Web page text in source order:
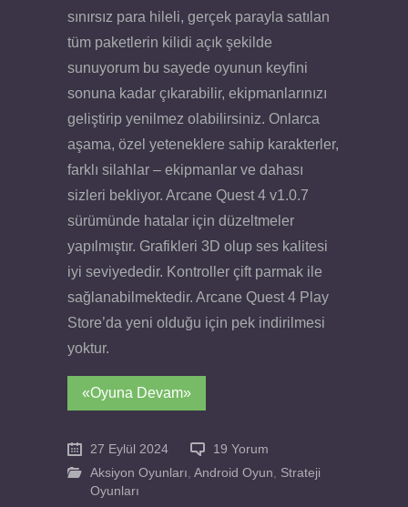
sınırsız para hileli, gerçek parayla satılan
tüm paketlerin kilidi açık şekilde
sunuyorum bu sayede oyunun keyfini
sonuna kadar çıkarabilir, ekipmanlarınızı
geliştirip yenilmez olabilirsiniz. Onlarca
aşama, özel yeteneklere sahip karakterler,
farklı silahlar – ekipmanlar ve dahası
sizleri bekliyor. Arcane Quest 4 v1.0.7
sürümünde hatalar için düzeltmeler
yapılmıştır. Grafikleri 3D olup ses kalitesi
iyi seviyededir. Kontroller çift parmak ile
sağlanabilmektedir. Arcane Quest 4 Play
Store’da yeni olduğu için pek indirilmesi
yoktur.
«Oyuna Devam»
27 Eylül 2024
19 Yorum
Aksiyon Oyunları Android Oyun
Strateji
Oyunları